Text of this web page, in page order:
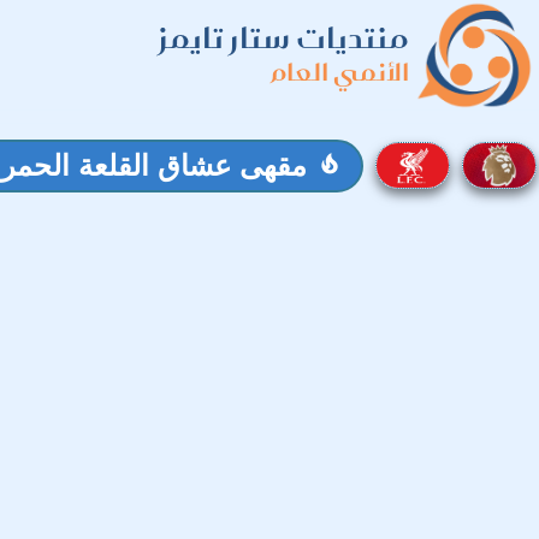
منتديات ستار تايمز
الأنمي العام
 مقهى عشاق القلعة الحمراء (21) - اهلا بعشاق